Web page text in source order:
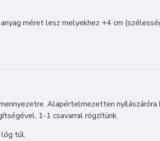
méret lesz melyekhez +4 cm
Alapértelmezetten nyílászáróra
1-1 csavarral rögzítünk.
túl.